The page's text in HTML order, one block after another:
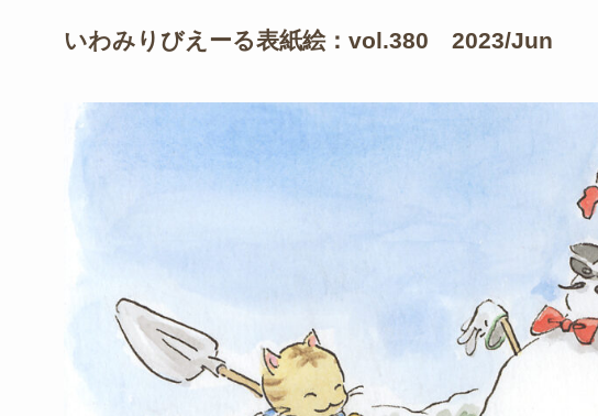
いわみりびえーる表紙絵：vol.380 2023/Jun